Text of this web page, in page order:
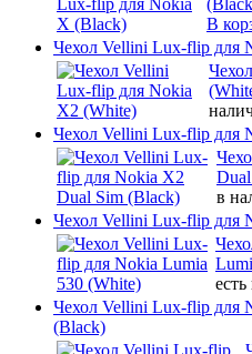
В
Чехол Vellini Lux-flip для
Чехол Vellini Lux-flip для
в
Чехол Vellini Lux-flip для
Чехол Vellini Lux-flip для
(Black)